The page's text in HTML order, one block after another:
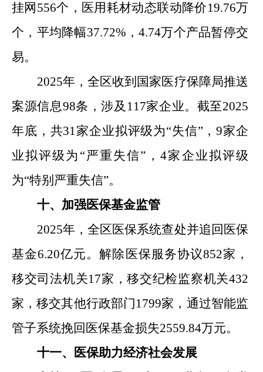
挂网 556个，医用耗材动态联动降价19.76万
个，平均降幅37.72% ，4.74万个产品暂停交
易。
2025年， 全区收到国家医疗保障局推送
案源信息98条，涉及 117家企业。截至2025
年底 ，共31家企业拟评级为“失信”，9家企
业拟评级为 “严重失信” ，4家企业拟评级
为“特别严重失信”。
十、 加强医保基金监管
2025年 ， 全区医保系统查处并追回 医保
基金6.20亿元。解除医保服务协议852家，
移交司法机关17家，移交纪检监察机关432
家，移交其他行政部门1799家，通过智能监
管子系统挽回医保基金损失2559.84万元。
十一、医保助力经济社会发展